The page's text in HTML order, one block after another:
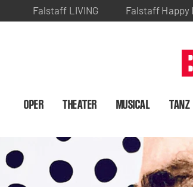
Falstaff LIVING Falstaff Happy
OPER THEATER MUSICAL TANZ